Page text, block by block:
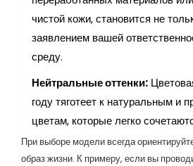
чистой кожи, становится не
заявлением вашей
среду.
Нейтральные оттенки:
году тяготеет к натуральным и
цветам, которые легко
При выборе модели всегда
образ жизни. К примеру, если вы